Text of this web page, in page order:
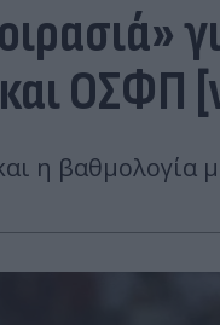
ΟΣΦΠ
η βαθμολογία